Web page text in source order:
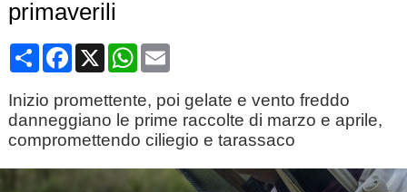
primaverili
CondividiFacebook
X WhatsApp
Email
Inizio promettente, poi gelate e vento freddo
danneggiano le prime raccolte di marzo e aprile,
compromettendo ciliegio e tarassaco